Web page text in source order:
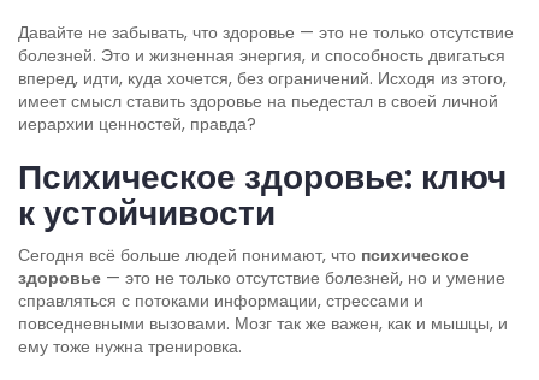
Давайте не забывать, что здоровье — это не только отсутствие
болезней. Это и жизненная энергия, и способность двигаться
вперед, идти, куда хочется, без ограничений. Исходя из этого,
имеет смысл ставить здоровье на пьедестал в своей личной
иерархии ценностей, правда?
Психическое здоровье: ключ
к устойчивости
Сегодня всё больше людей понимают, что психическое
здоровье — это не только отсутствие болезней, но и умение
справляться с потоками информации, стрессами и
повседневными вызовами. Мозг так же важен, как и мышцы, и
ему тоже нужна тренировка.